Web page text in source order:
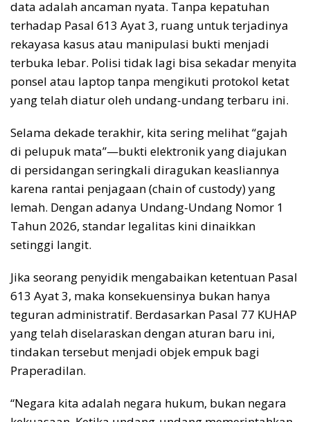
data adalah ancaman nyata. Tanpa kepatuhan
terhadap Pasal 613 Ayat 3, ruang untuk terjadinya
rekayasa kasus atau manipulasi bukti menjadi
terbuka lebar. Polisi tidak lagi bisa sekadar menyita
ponsel atau laptop tanpa mengikuti protokol ketat
yang telah diatur oleh undang-undang terbaru ini.
Selama dekade terakhir, kita sering melihat “gajah
di pelupuk mata”—bukti elektronik yang diajukan
di persidangan seringkali diragukan keasliannya
karena rantai penjagaan (chain of custody) yang
lemah. Dengan adanya Undang-Undang Nomor 1
Tahun 2026, standar legalitas kini dinaikkan
setinggi langit.
Jika seorang penyidik mengabaikan ketentuan Pasal
613 Ayat 3, maka konsekuensinya bukan hanya
teguran administratif. Berdasarkan Pasal 77 KUHAP
yang telah diselaraskan dengan aturan baru ini,
tindakan tersebut menjadi objek empuk bagi
Praperadilan.
“Negara kita adalah negara hukum, bukan negara